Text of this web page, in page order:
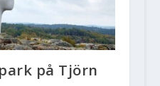
på Tjörn